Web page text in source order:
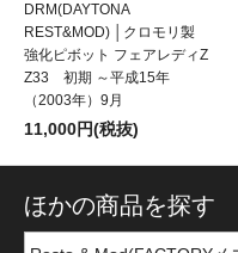
DRM(DAYTONA
REST&MOD) │クロモリ製
強化ピボット フェアレディZ
Z33 初期 ～平成15年
（2003年）9月
11,000円(税抜)
ほかの商品を探す